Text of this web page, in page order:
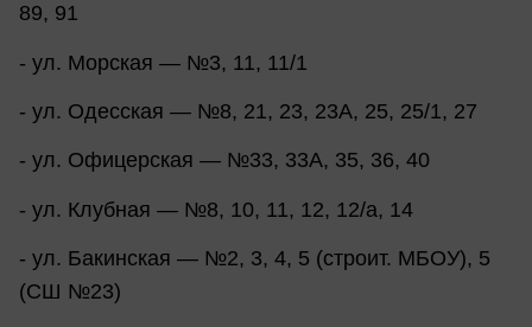
89, 91
- ул. Морская — №3, 11, 11/1
- ул. Одесская — №8, 21, 23, 23А, 25, 25/1, 27
- ул. Офицерская — №33, 33А, 35, 36, 40
- ул. Клубная — №8, 10, 11, 12, 12/а, 14
- ул. Бакинская — №2, 3, 4, 5 (строит. МБОУ), 5
(СШ №23)